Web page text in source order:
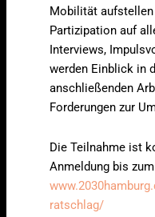
Mobilität aufstellen
Partizipation auf
Interviews,
werden Einblick in
anschließenden
Forderungen zur
Die Teilnahme ist
Anmeldung bis
ratschlag/